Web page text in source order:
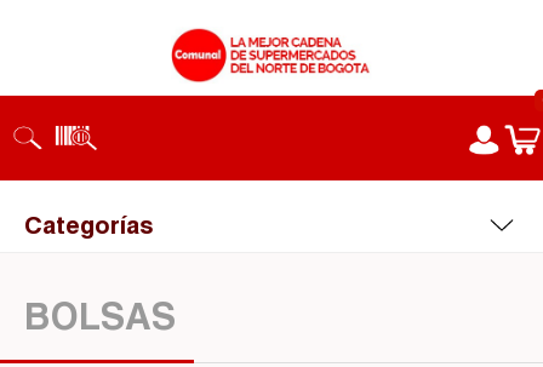
Categorías
BOLSAS